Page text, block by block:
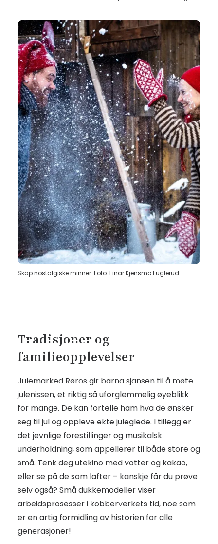
Skap nostalgiske minner. Foto: Einar Kjensmo Fuglerud
Tradisjoner og
familieopplevelser
Julemarked Røros gir barna sjansen til å møte
julenissen, et riktig så uforglemmelig øyeblikk
for mange. De kan fortelle ham hva de ønsker
seg til jul og oppleve ekte juleglede. I tillegg er
det jevnlige forestillinger og musikalsk
underholdning, som appellerer til både store og
små. Tenk deg utekino med votter og kakao,
eller se på de som lafter – kanskje får du prøve
selv også? Små dukkemodeller viser
arbeidsprosesser i kobberverkets tid, noe som
er en artig formidling av historien for alle
generasjoner!